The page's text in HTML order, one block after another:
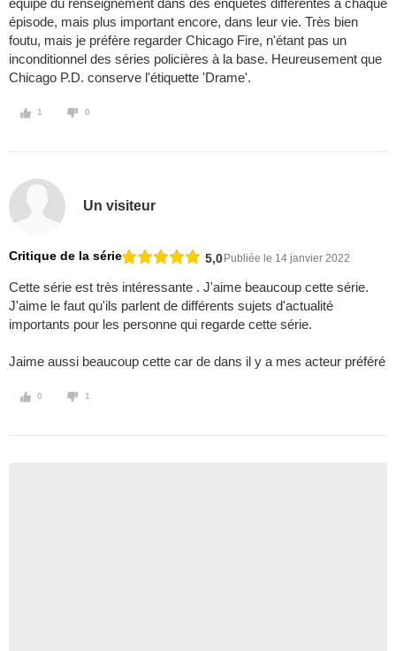
équipe du renseignement dans des enquêtes différentes à chaque
épisode, mais plus important encore, dans leur vie. Très bien
foutu, mais je préfère regarder Chicago Fire, n'étant pas un
inconditionnel des séries policières à la base. Heureusement que
Chicago P.D. conserve l'étiquette 'Drame'.
1 0
Un visiteur
Critique de la série 5,0Publiée le 14 janvier 2022
Cette série est très intéressante . J'aime beaucoup cette série.
J'aime le faut qu'ils parlent de différents sujets d'actualité
importants pour les personne qui regarde cette série.
Jaime aussi beaucoup cette car de dans il y a mes acteur préféré
0 1